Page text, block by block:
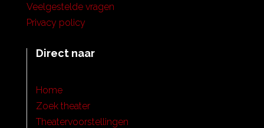
Veelgestelde vragen
Privacy policy
Direct naar
Home
Zoek theater
Theatervoorstellingen